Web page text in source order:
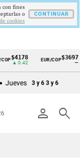
$4178
▲ 0.42
EUR/COP$3697
Jueves 3 y 6 3 y 6
person search
con fines
o
cookies
CONTINUAR